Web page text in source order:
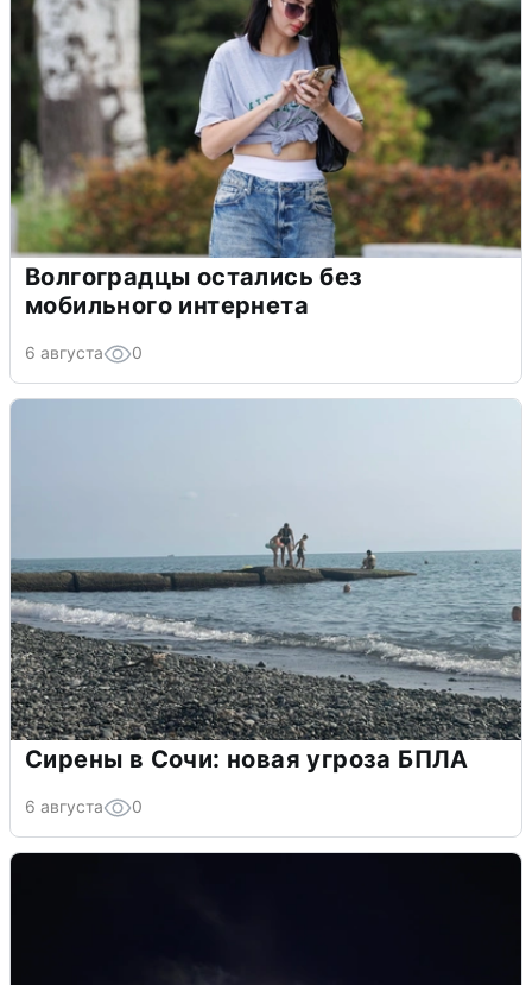
Волгоградцы остались без
мобильного интернета
6 августа 0
Сирены в Сочи: новая угроза БПЛА
6 августа 0